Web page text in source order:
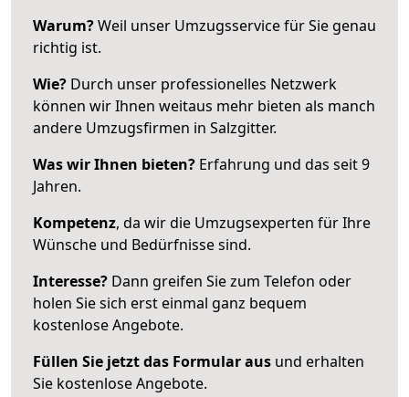
Warum?Weil unser Umzugsservice für Sie genau
richtig ist.
Wie? Durch unser professionelles Netzwerk
können wir Ihnen weitaus mehr bieten als manch
andere Umzugsfirmen in Salzgitter.
Was wir Ihnen bieten? Erfahrung und das seit 9
Jahren.
Kompetenz, da wir die Umzugsexperten für Ihre
Wünsche und Bedürfnisse sind.
Interesse? Dann greifen Sie zum Telefon oder
holen Sie sich erst einmal ganz bequem
kostenlose Angebote.
Füllen Sie jetzt das Formular aus und erhalten
Sie kostenlose Angebote.